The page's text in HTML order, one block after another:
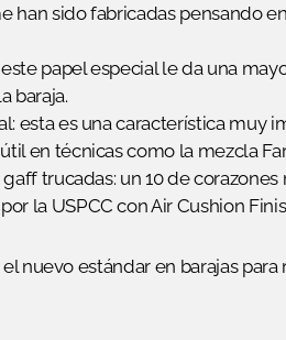
han sido fabricadas pensando
papel especial le da una
baraja.
esta es una característica muy
en técnicas como la mezcla
trucadas: un 10 de
la USPCC con Air Cushion
el nuevo estándar en barajas